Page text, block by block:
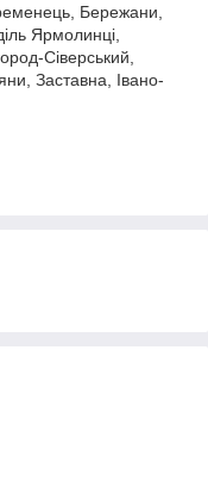
Бережани,
Ярмолинці,
Сіверський,
Заставна, Івано-